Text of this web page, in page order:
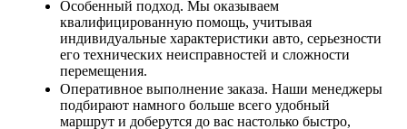
Особенный подход. Мы оказываем
квалифицированную помощь, учитывая
индивидуальные характеристики авто, серьезности
его технических неисправностей и сложности
перемещения.
Оперативное выполнение заказа. Наши менеджеры
подбирают намного больше всего удобный
маршрут и доберутся до вас настолько быстро,